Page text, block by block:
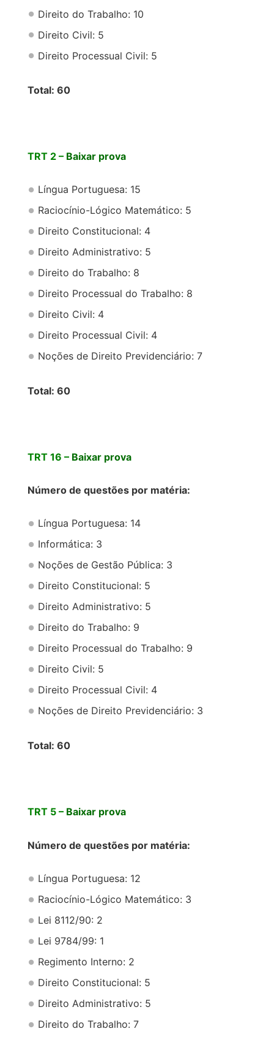
Direito do Trabalho: 10
Direito Civil: 5
Direito Processual Civil: 5
Total: 60
TRT 2 – Baixar prova
Língua Portuguesa: 15
Raciocínio-Lógico Matemático: 5
Direito Constitucional: 4
Direito Administrativo: 5
Direito do Trabalho: 8
Direito Processual do Trabalho: 8
Direito Civil: 4
Direito Processual Civil: 4
Noções de Direito Previdenciário: 7
Total: 60
TRT 16 – Baixar prova
Número de questões por matéria:
Língua Portuguesa: 14
Informática: 3
Noções de Gestão Pública: 3
Direito Constitucional: 5
Direito Administrativo: 5
Direito do Trabalho: 9
Direito Processual do Trabalho: 9
Direito Civil: 5
Direito Processual Civil: 4
Noções de Direito Previdenciário: 3
Total: 60
TRT 5 – Baixar prova
Número de questões por matéria:
Língua Portuguesa: 12
Raciocínio-Lógico Matemático: 3
Lei 8112/90: 2
Lei 9784/99: 1
Regimento Interno: 2
Direito Constitucional: 5
Direito Administrativo: 5
Direito do Trabalho: 7